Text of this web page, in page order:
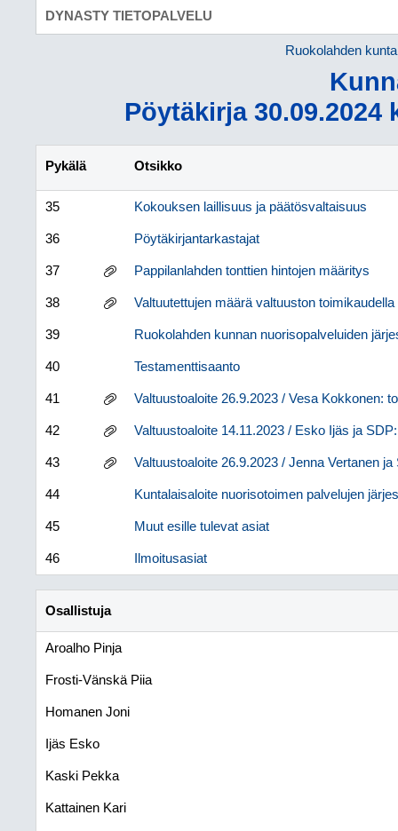
DYNASTY TIETOPALVELU
Ruokolahden kunta
Pöytäkirja 30.09.2024
Pykälä Otsikko
35 Kokouksen laillisuus ja päätösvaltaisuus
36 Pöytäkirjantarkastajat
37 Pappilanlahden tonttien hintojen määritys
38 Valtuutettujen määrä valtuuston toimikaudella
39 Ruokolahden kunnan nuorisopalveluiden
40 Testamenttisaanto
41 Valtuustoaloite 26.9.2023 / Vesa Kokkonen:
42 Valtuustoaloite 14.11.2023 / Esko Ijäs ja
43 Valtuustoaloite 26.9.2023 / Jenna Vertanen
44 Kuntalaisaloite nuorisotoimen palvelujen
45 Muut esille tulevat asiat
46 Ilmoitusasiat
Osallistuja
Aroalho Pinja
Frosti-Vänskä Piia
Homanen Joni
Ijäs Esko
Kaski Pekka
Kattainen Kari